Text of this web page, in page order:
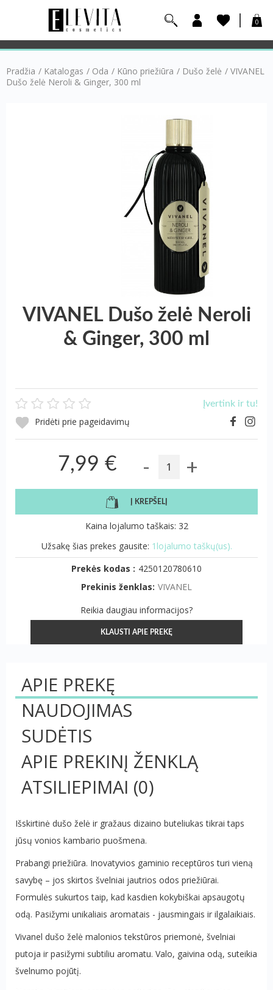
0
Pradžia / Katalogas / Oda / Kūno priežiūra / Dušo želė / VIVANEL
Dušo želė Neroli & Ginger, 300 ml
VIVANEL Dušo želė Neroli
& Ginger, 300 ml
Įvertink ir tu!
Pridėti prie pageidavimų
7,99 € - +
Į KREPŠELĮ
Kaina lojalumo taškais: 32
Užsakę šias prekes gausite: 1lojalumo taškų(us).
Prekės kodas : 4250120780610
Prekinis ženklas: VIVANEL
Reikia daugiau informacijos?
KLAUSTI APIE PREKĘ
APIE PREKĘ
NAUDOJIMAS
SUDĖTIS
APIE PREKINĮ ŽENKLĄ
ATSILIEPIMAI (0)
Išskirtinė dušo želė ir gražaus dizaino buteliukas tikrai taps
jūsų vonios kambario puošmena.
Prabangi priežiūra. Inovatyvios gaminio receptūros turi vieną
savybę – jos skirtos švelniai jautrios odos priežiūrai.
Formulės sukurtos taip, kad kasdien kokybiškai apsaugotų
odą. Pasižymi unikaliais aromatais - jausmingais ir ilgalaikiais.
Vivanel dušo želė malonios tekstūros priemonė, švelniai
putoja ir pasižymi subtiliu aromatu. Valo, gaivina odą, suteikia
švelnumo pojūtį.